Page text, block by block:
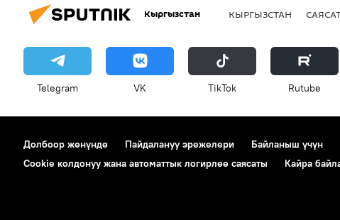
Кыргызстан КЫРГЫЗСТАН
Telegram VK ТikТоk Rutube
Долбоор жөнүндө Пайдалануу эрежелери Байланыш үчүн
Cookie колдонуу жана автоматтык логирлөө саясаты
Кайра